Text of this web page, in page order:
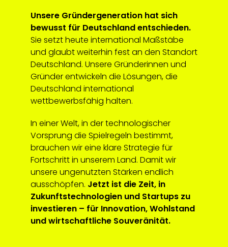
Unsere Gründergeneration hat sich
bewusst für Deutschland entschieden.
Sie setzt heute international Maßstäbe
und glaubt weiterhin fest an den Standort
Deutschland. Unsere Gründerinnen und
Gründer entwickeln die Lösungen, die
Deutschland international
wettbewerbsfähig halten.
In einer Welt, in der technologischer
Vorsprung die Spielregeln bestimmt,
brauchen wir eine klare Strategie für
Fortschritt in unserem Land. Damit wir
unsere ungenutzten Stärken endlich
ausschöpfen. Jetzt ist die Zeit, in
Zukunftstechnologien und Startups zu
investieren – für Innovation, Wohlstand
und wirtschaftliche Souveränität.